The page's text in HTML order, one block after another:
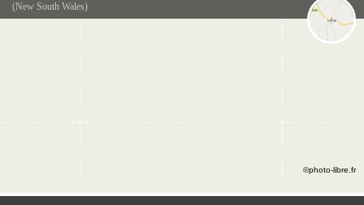
(New South Wales)
©photo-libre.fr